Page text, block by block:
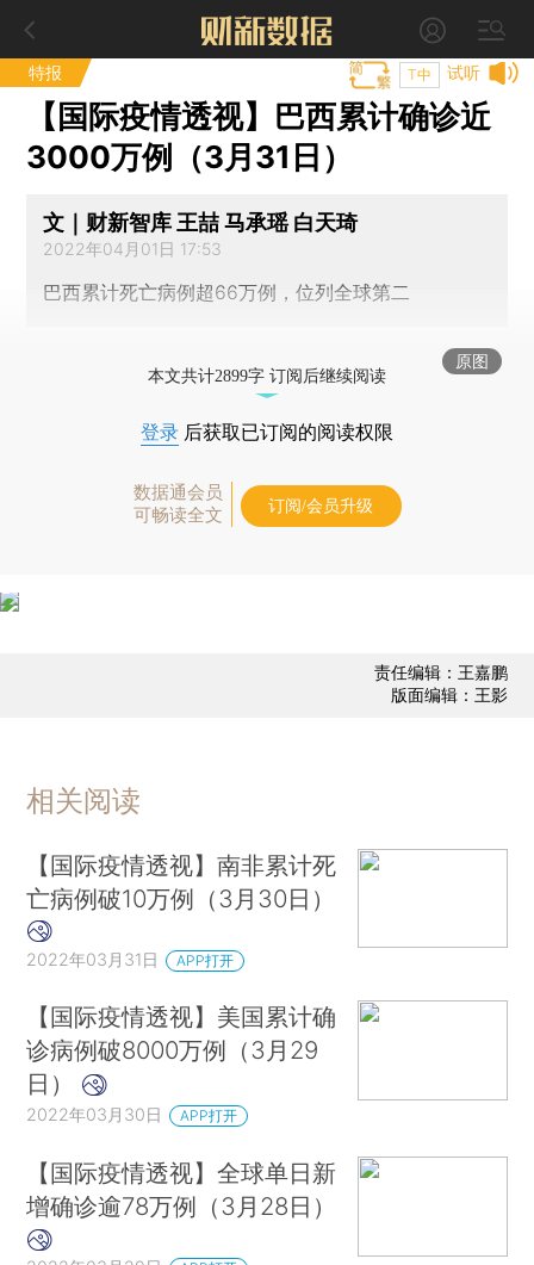
特报 试听
T中
【国际疫情透视】巴西累计确诊近
3000万例（3月31日）
文｜财新智库 王喆 马承瑶 白天琦
2022年04月01日 17:53
巴西累计死亡病例超66万例，位列全球第二
原图
本文共计2899字 订阅后继续阅读
登录 后获取已订阅的阅读权限
数据通会员
可畅读全文
订阅/会员升级
责任编辑：王嘉鹏
版面编辑：王影
相关阅读
【国际疫情透视】南非累计死
亡病例破10万例（3月30日）
2022年03月31日 APP打开
【国际疫情透视】美国累计确
诊病例破8000万例（3月29
日）
2022年03月30日 APP打开
【国际疫情透视】全球单日新
增确诊逾78万例（3月28日）